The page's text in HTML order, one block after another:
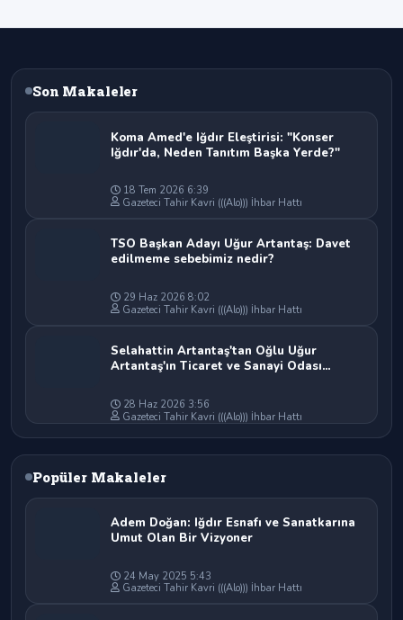
Son Makaleler
Koma Amed'e Iğdır Eleştirisi: "Konser
Iğdır'da, Neden Tanıtım Başka Yerde?"
18 Tem 2026 6:39
Gazeteci Tahir Kavri (((Alo))) İhbar Hattı
TSO Başkan Adayı Uğur Artantaş: Davet
edilmeme sebebimiz nedir?
29 Haz 2026 8:02
Gazeteci Tahir Kavri (((Alo))) İhbar Hattı
Selahattin Artantaş'tan Oğlu Uğur
Artantaş'ın Ticaret ve Sanayi Odası
Bahtın Açık Olsun Oğlum"
28 Haz 2026 3:56
Gazeteci Tahir Kavri (((Alo))) İhbar Hattı
Popüler Makaleler
Adem Doğan: Iğdır Esnafı ve Sanatkarına
Umut Olan Bir Vizyoner
24 May 2025 5:43
Gazeteci Tahir Kavri (((Alo))) İhbar Hattı